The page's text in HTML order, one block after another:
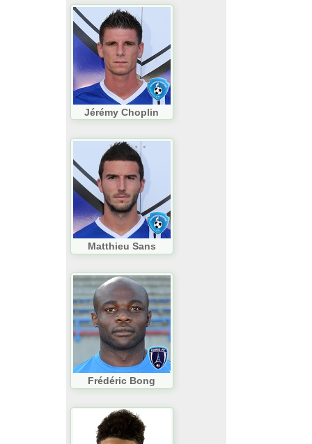
Jérémy Choplin
Matthieu Sans
Frédéric Bong